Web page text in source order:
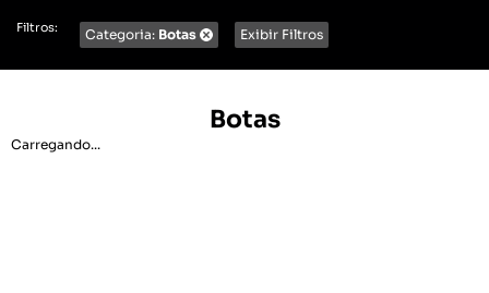
Filtros: Categoria: Botas Exibir Filtros
Botas
Carregando...